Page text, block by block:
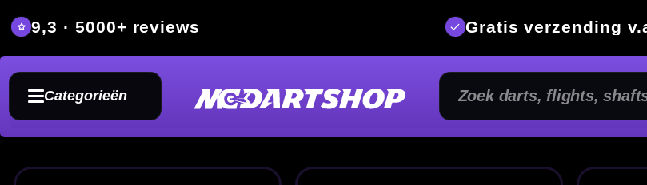
9,3 · 5000+ reviews Gratis verzending v.a. €40
Slankere barrels bij gelijk
Sterke prijs-
Populair bij fanatieke